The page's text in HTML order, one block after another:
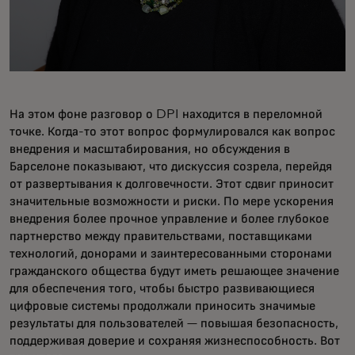
На этом фоне разговор о DPI находится в переломной
точке. Когда-то этот вопрос формулировался как вопрос
внедрения и масштабирования, но обсуждения в
Барселоне показывают, что дискуссия созрела, перейдя
от развертывания к долговечности. Этот сдвиг приносит
значительные возможности и риски. По мере ускорения
внедрения более прочное управление и более глубокое
партнерство между правительствами, поставщиками
технологий, донорами и заинтересованными сторонами
гражданского общества будут иметь решающее значение
для обеспечения того, чтобы быстро развивающиеся
цифровые системы продолжали приносить значимые
результаты для пользователей — повышая безопасность,
поддерживая доверие и сохраняя жизнеспособность. Вот